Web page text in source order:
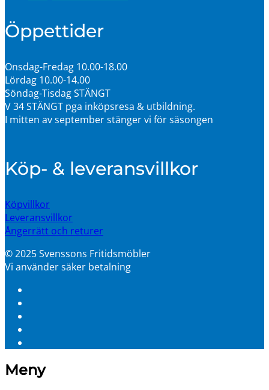
Öppettider
Onsdag-Fredag 10.00-18.00
Lördag 10.00-14.00
Söndag-Tisdag STÄNGT
V 34 STÄNGT pga inköpsresa & utbildning.
I mitten av september stänger vi för säsongen
Köp- & leveransvillkor
Köpvillkor
Leveransvillkor
Ångerrätt och returer
© 2025 Svenssons Fritidsmöbler
Vi använder säker betalning
Meny